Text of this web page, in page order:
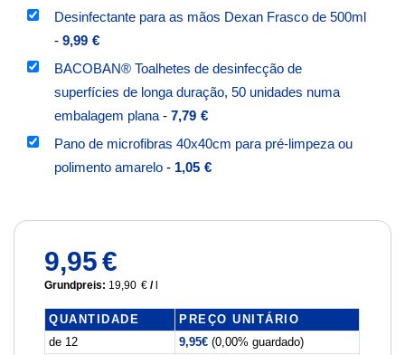
Desinfectante para as mãos Dexan Frasco de 500ml
- 9,99 €
BACOBAN® Toalhetes de desinfecção de
superfícies de longa duração, 50 unidades numa
embalagem plana - 7,79 €
Pano de microfibras 40x40cm para pré-limpeza ou
polimento amarelo - 1,05 €
9,95€
Grundpreis: 19,90 € /
QUANTIDADE
PREÇO UNITÁRIO
de 12
9,95€ (0,00% guardado)